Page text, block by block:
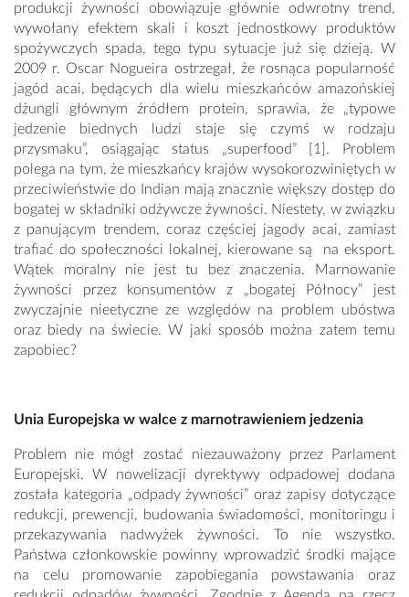
produkcji żywności obowiązuje głównie odwrotny trend,
wywołany efektem skali i koszt jednostkowy produktów
spożywczych spada, tego typu sytuacje już się dzieją. W
2009 r. Oscar Nogueira ostrzegał, że rosnąca popularność
jagód acai, będących dla wielu mieszkańców amazońskiej
dżungli głównym źródłem protein, sprawia, że „typowe
jedzenie biednych ludzi staje się czymś w rodzaju
przysmaku”, osiągając status „superfood” [1]. Problem
polega na tym, że mieszkańcy krajów wysokorozwiniętych w
przeciwieństwie do Indian mają znacznie większy dostęp do
bogatej w składniki odżywcze żywności. Niestety, w związku
z panującym trendem, coraz częściej jagody acai, zamiast
trafiać do społeczności lokalnej, kierowane są na eksport.
Wątek moralny nie jest tu bez znaczenia. Marnowanie
żywności przez konsumentów z „bogatej Północy” jest
zwyczajnie nieetyczne ze względów na problem ubóstwa
oraz biedy na świecie. W jaki sposób można zatem temu
zapobiec?
Unia Europejska w walce z marnotrawieniem jedzenia
Problem nie mógł zostać niezauważony przez Parlament
Europejski. W nowelizacji dyrektywy odpadowej dodana
została kategoria „odpady żywności” oraz zapisy dotyczące
redukcji, prewencji, budowania świadomości, monitoringu i
przekazywania nadwyżek żywności. To nie wszystko.
Państwa członkowskie powinny wprowadzić środki mające
na celu promowanie zapobiegania powstawania oraz